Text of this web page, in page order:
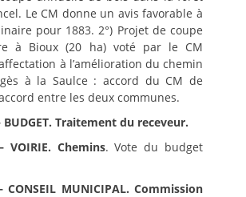
Le CM donne un avis favorable à
pour 1883. 2°) Projet de coupe
à Bioux (20 ha) voté par le CM
à l’amélioration du chemin
à la Saulce : accord du CM de
entre les deux communes.
BUDGET. Traitement du receveur.
VOIRIE. Chemins. Vote du budget
CONSEIL MUNICIPAL. Commission